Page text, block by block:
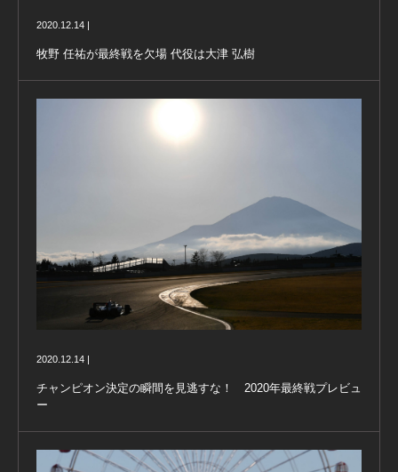
2020.12.14 |
牧野 任祐が最終戦を欠場 代役は大津 弘樹
2020.12.14 |
チャンピオン決定の瞬間を見逃すな！ 2020年最終戦プレビュ
ー